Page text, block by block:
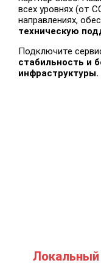
всех уровнях (от
направлениях,
техническую
Подключите
стабильность и
инфраструктуры.
Локальный